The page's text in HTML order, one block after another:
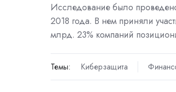
Исследование было
2018 года. В нем приняли
млрд. 23% компаний
Темы: Киберзащита